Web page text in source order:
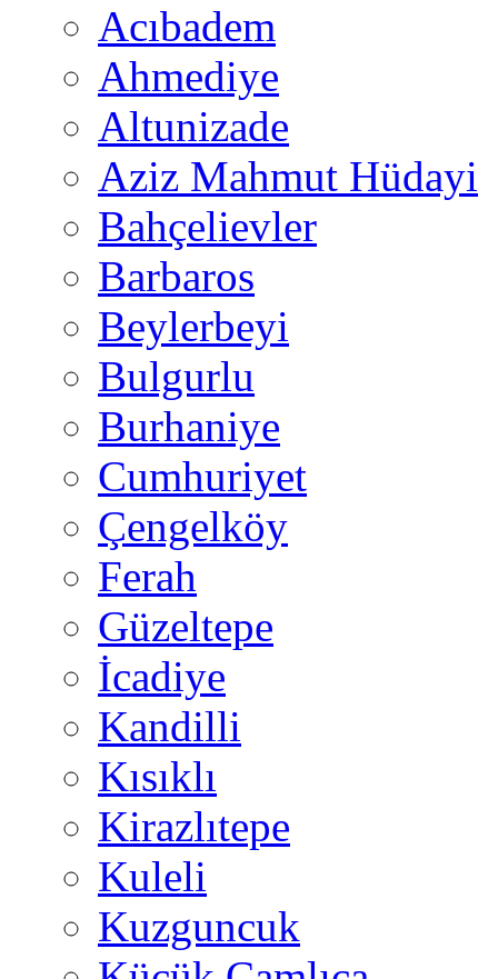
Acıbadem
Ahmediye
Altunizade
Aziz Mahmut Hüdayi
Bahçelievler
Barbaros
Beylerbeyi
Bulgurlu
Burhaniye
Cumhuriyet
Çengelköy
Ferah
Güzeltepe
İcadiye
Kandilli
Kısıklı
Kirazlıtepe
Kuleli
Kuzguncuk